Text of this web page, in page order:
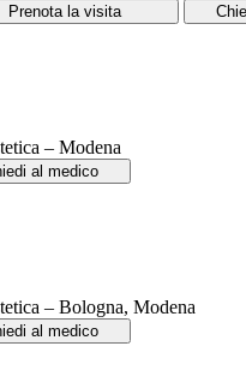
Prenota la visita
– Modena
al medico
– Bologna, Modena
al medico